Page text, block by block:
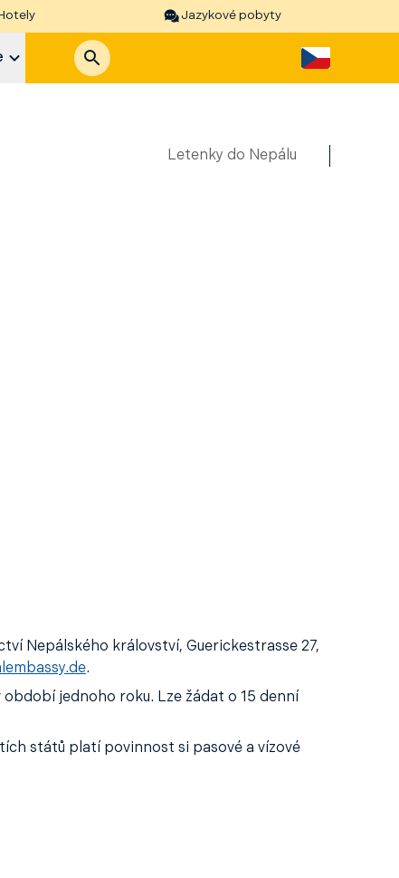
Jazykové pobyty
Letenky do Nepálu
Nepálského království, Guerickestrasse 27,
.
jednoho roku. Lze žádat o 15 denní
států platí povinnost si pasové a vízové